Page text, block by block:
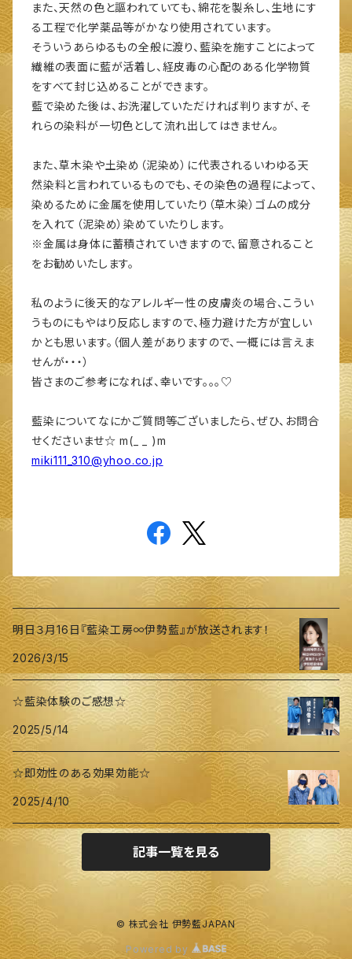
また、天然の色と謳われていても、綿花を製糸し、生地にす
る工程で化学薬品等がかなり使用されています。
そういうあらゆるもの全般に渡り、藍染を施すことによって
繊維の表面に藍が活着し、経皮毒の心配のある化学物質
をすべて封じ込めることができます。
藍で染めた後は、お洗濯していただければ判りますが、そ
れらの染料が一切色として流れ出してはきません。
また、草木染や土染め（泥染め）に代表されるいわゆる天
然染料と言われているものでも、その染色の過程によって、
染めるために金属を使用していたり（草木染）ゴムの成分
を入れて（泥染め）染めていたりします。
※金属は身体に蓄積されていきますので、留意されること
をお勧めいたします。
私のように後天的なアレルギー性の皮膚炎の場合、こうい
うものにもやはり反応しますので、極力避けた方が宜しい
かとも思います。（個人差がありますので、一概には言えま
せんが・・・）
皆さまのご参考になれば、幸いです。。。♡
藍染についてなにかご質問等ございましたら、ぜひ、お問合
せくださいませ☆ m(_ _ )m
miki111_310@yhoo.co.jp
明日３月16日『藍染工房∞伊勢藍』が放送されます！
2026/3/15
☆藍染体験のご感想☆
2025/5/14
☆即効性のある効果効能☆
2025/4/10
記事一覧を見る
© 株式会社 伊勢藍JAPAN
Powered by